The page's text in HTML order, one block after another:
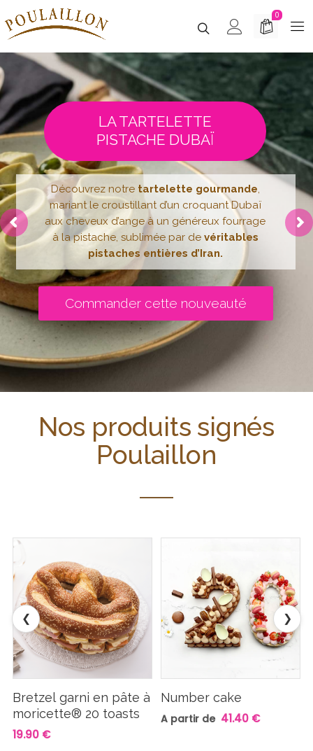
0
LA TARTELETTE
PISTACHE DUBAÏ
Commander cette nouveauté
Découvrez notre tartelette gourmande,
mariant le croustillant d’un croquant Dubaï
aux cheveux d’ange à un généreux fourrage
à la pistache, sublimée par de véritables
pistaches entières d’Iran.
Nos produits signés
Poulaillon
Bretzel garni en pâte à
moricette® 20 toasts
19.90 €
Number cake
A partir de 41.40 €
❮ ❯